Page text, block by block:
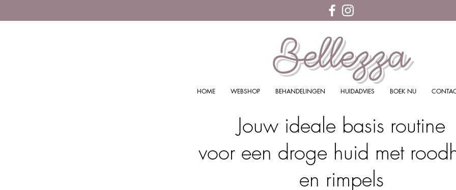
Bellezza
HOME WEBSHOP BEHANDELINGEN HUIDADVIES BOEK NU
Jouw ideale basis routine
voor een droge huid met
en rimpels